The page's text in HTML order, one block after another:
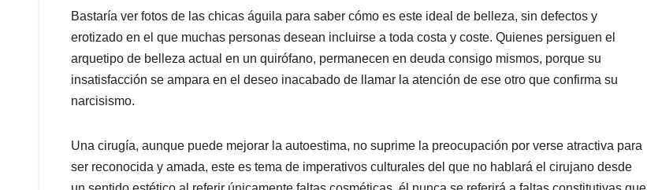
Bastaría ver fotos de las chicas águila para saber cómo es este ideal de belleza, sin defectos y
erotizado en el que muchas personas desean incluirse a toda costa y coste. Quienes persiguen el
arquetipo de belleza actual en un quirófano, permanecen en deuda consigo mismos, porque su
insatisfacción se ampara en el deseo inacabado de llamar la atención de ese otro que confirma su
narcisismo.
Una cirugía, aunque puede mejorar la autoestima, no suprime la preocupación por verse atractiva para
ser reconocida y amada, este es tema de imperativos culturales del que no hablará el cirujano desde